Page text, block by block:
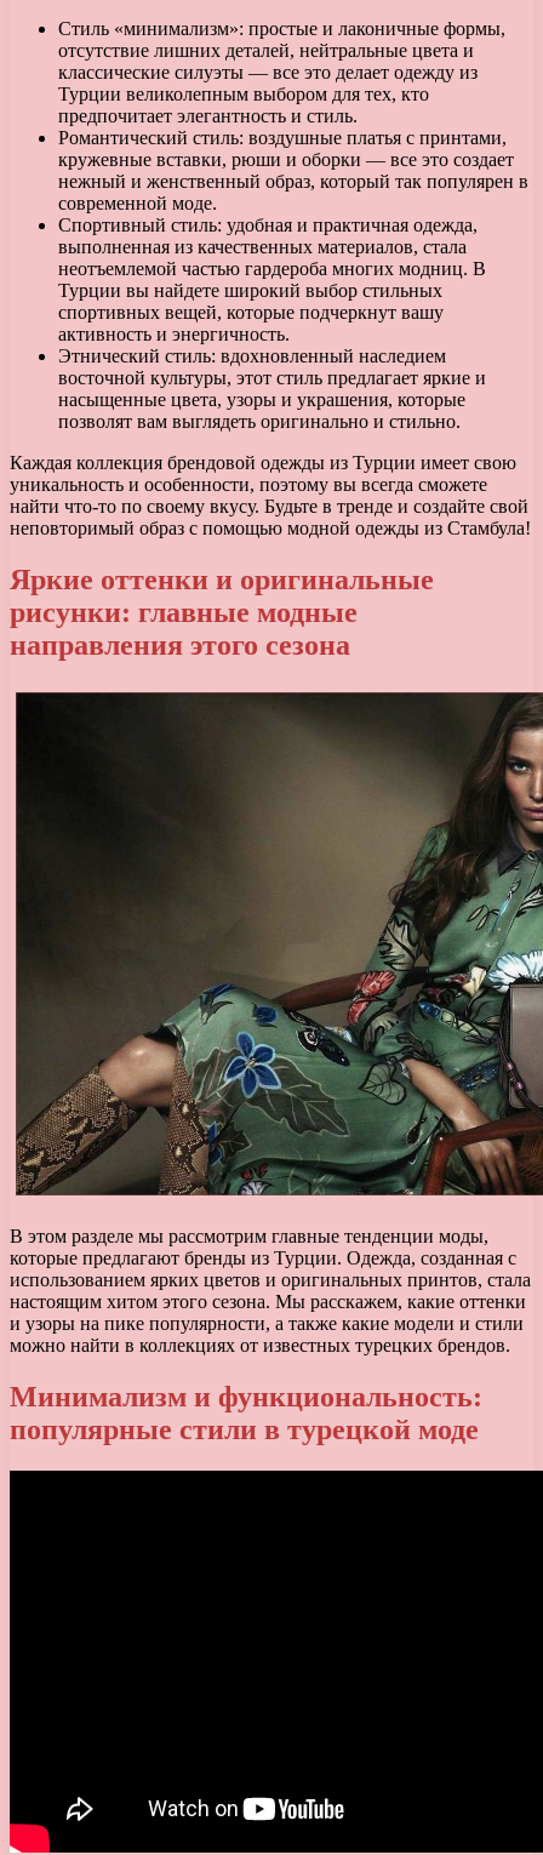
Стиль «минимализм»: простые и лаконичные формы,
отсутствие лишних деталей, нейтральные цвета и
классические силуэты — все это делает одежду из
Турции великолепным выбором для тех, кто
предпочитает элегантность и стиль.
Романтический стиль: воздушные платья с принтами,
кружевные вставки, рюши и оборки — все это создает
нежный и женственный образ, который так популярен в
современной моде.
Спортивный стиль: удобная и практичная одежда,
выполненная из качественных материалов, стала
неотъемлемой частью гардероба многих модниц. В
Турции вы найдете широкий выбор стильных
спортивных вещей, которые подчеркнут вашу
активность и энергичность.
Этнический стиль: вдохновленный наследием
восточной культуры, этот стиль предлагает яркие и
насыщенные цвета, узоры и украшения, которые
позволят вам выглядеть оригинально и стильно.
Каждая коллекция брендовой одежды из Турции имеет свою
уникальность и особенности, поэтому вы всегда сможете
найти что-то по своему вкусу. Будьте в тренде и создайте свой
неповторимый образ с помощью модной одежды из Стамбула!
Яркие оттенки и оригинальные
рисунки: главные модные
направления этого сезона
В этом разделе мы рассмотрим главные тенденции моды,
которые предлагают бренды из Турции. Одежда, созданная с
использованием ярких цветов и оригинальных принтов, стала
настоящим хитом этого сезона. Мы расскажем, какие оттенки
и узоры на пике популярности, а также какие модели и стили
можно найти в коллекциях от известных турецких брендов.
Минимализм и функциональность:
популярные стили в турецкой моде